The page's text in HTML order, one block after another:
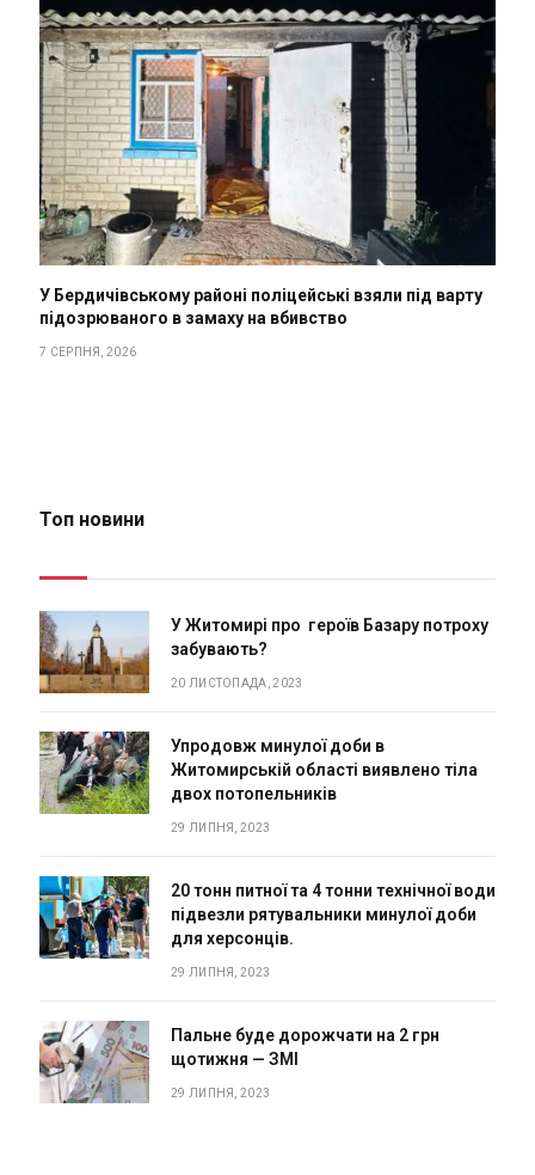
У Бердичівському районі поліцейські взяли під варту
підозрюваного в замаху на вбивство
7 СЕРПНЯ, 2026
Топ новини
У Житомирі про героїв Базару потроху
забувають?
20 ЛИСТОПАДА, 2023
Упродовж минулої доби в
Житомирській області виявлено тіла
двох потопельників
29 ЛИПНЯ, 2023
20 тонн питної та 4 тонни технічної води
підвезли рятувальники минулої доби
для херсонців.
29 ЛИПНЯ, 2023
Пальне буде дорожчати на 2 грн
щотижня — ЗМІ
29 ЛИПНЯ, 2023